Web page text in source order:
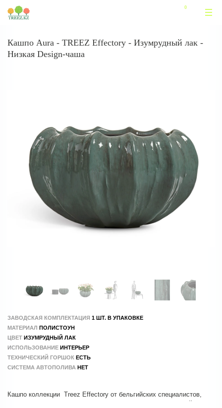
Кашпо Aura - TREEZ Effectory - Изумрудный лак -
Низкая Design-чаша
ЗАВОДСКАЯ КОМПЛЕКТАЦИЯ 1 ШТ. В УПАКОВКЕ
МАТЕРИАЛ ПОЛИСТОУН
ЦВЕТ ИЗУМРУДНЫЙ ЛАК
ИСПОЛЬЗОВАНИЕ ИНТЕРЬЕР
ТЕХНИЧЕСКИЙ ГОРШОК ЕСТЬ
СИСТЕМА АВТОПОЛИВА НЕТ
Кашпо коллекции Treez Effectory от бельгийских специалистов,
которые учли все тренды и особенности современного дизайна